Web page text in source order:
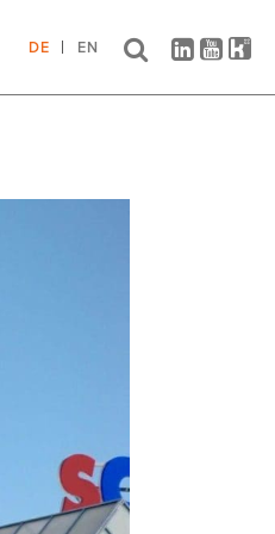
DE EN